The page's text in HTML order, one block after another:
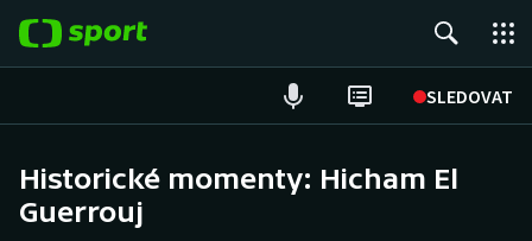
SLEDOVAT
Hokej
Historické momenty: Hicham El
Guerrouj